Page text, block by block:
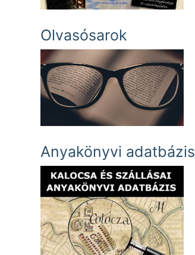
Olvasósarok
Anyakönyvi adatbázis